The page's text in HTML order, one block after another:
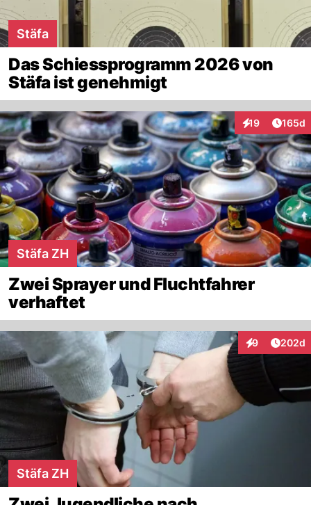
Stäfa
Das Schiessprogramm 2026 von
Stäfa ist genehmigt
19
Interaktionen
165d
Stäfa ZH
Zwei Sprayer und Fluchtfahrer
verhaftet
9
Interaktionen
202d
Stäfa ZH